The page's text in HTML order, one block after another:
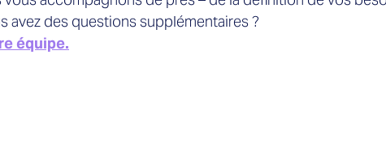
avez des questions supplémentaires ?
équipe.